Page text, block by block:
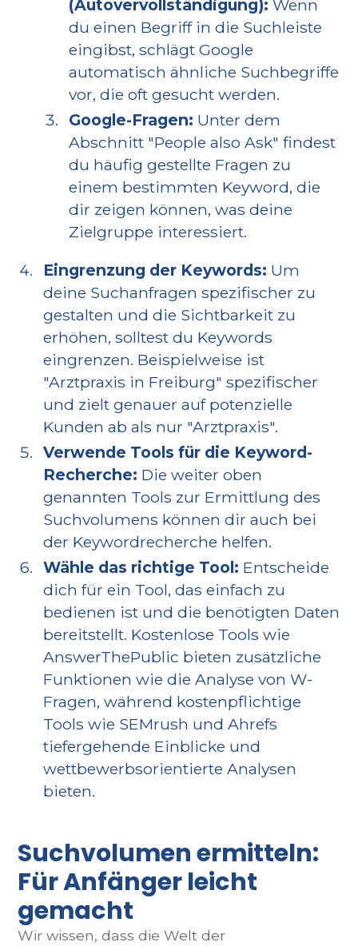
(Autovervollständigung): Wenn
du einen Begriff in die Suchleiste
eingibst, schlägt Google
automatisch ähnliche Suchbegriffe
vor, die oft gesucht werden.
Google-Fragen: Unter dem
Abschnitt "People also Ask" findest
du häufig gestellte Fragen zu
einem bestimmten Keyword, die
dir zeigen können, was deine
Zielgruppe interessiert.
Eingrenzung der Keywords: Um
deine Suchanfragen spezifischer zu
gestalten und die Sichtbarkeit zu
erhöhen, solltest du Keywords
eingrenzen. Beispielweise ist
"Arztpraxis in Freiburg" spezifischer
und zielt genauer auf potenzielle
Kunden ab als nur "Arztpraxis".
Verwende Tools für die Keyword-
Recherche: Die weiter oben
genannten Tools zur Ermittlung des
Suchvolumens können dir auch bei
der Keywordrecherche helfen.
Wähle das richtige Tool: Entscheide
dich für ein Tool, das einfach zu
bedienen ist und die benötigten Daten
bereitstellt. Kostenlose Tools wie
AnswerThePublic bieten zusätzliche
Funktionen wie die Analyse von W-
Fragen, während kostenpflichtige
Tools wie SEMrush und Ahrefs
tiefergehende Einblicke und
wettbewerbsorientierte Analysen
bieten.
Suchvolumen ermitteln:
Für Anfänger leicht
gemacht
Wir wissen, dass die Welt der